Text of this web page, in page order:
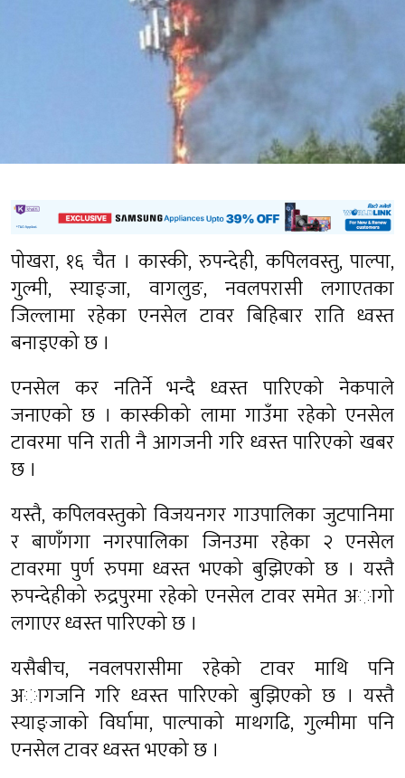
पोखरा, १६ चैत । कास्की, रुपन्देही, कपिलवस्तु, पाल्पा,
गुल्मी, स्याङ्जा, वागलुङ, नवलपरासी लगाएतका
जिल्लामा रहेका एनसेल टावर बिहिबार राति ध्वस्त
बनाइएको छ ।
एनसेल कर नतिर्ने भन्दै ध्वस्त पारिएको नेकपाले
जनाएको छ । कास्कीको लामा गाउँमा रहेको एनसेल
टावरमा पनि राती नै आगजनी गरि ध्वस्त पारिएको खबर
छ ।
यस्तै, कपिलवस्तुको विजयनगर गाउपालिका जुटपानिमा
र बाणँगगा नगरपालिका जिनउमा रहेका २ एनसेल
टावरमा पुर्ण रुपमा ध्वस्त भएको बुझिएको छ । यस्तै
रुपन्देहीको रुद्रपुरमा रहेको एनसेल टावर समेत अागो
लगाएर ध्वस्त पारिएको छ ।
यसैबीच, नवलपरासीमा रहेको टावर माथि पनि
अागजनि गरि ध्वस्त पारिएको बुझिएको छ । यस्तै
स्याङ्जाको विर्घामा, पाल्पाको माथगढि, गुल्मीमा पनि
एनसेल टावर ध्वस्त भएको छ ।